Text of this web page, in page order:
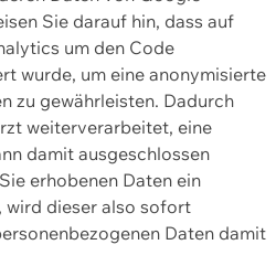
Sie darauf hin, dass auf
um den Code
wurde, um eine anonymisierte
zu gewährleisten. Dadurch
weiterverarbeitet, eine
damit ausgeschlossen
erhobenen Daten ein
wird dieser also sofort
Daten damit